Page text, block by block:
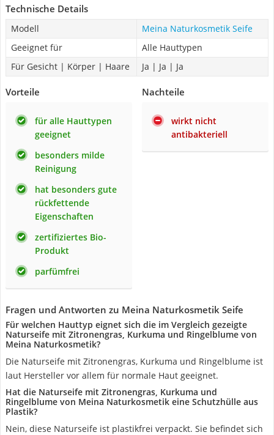
Technische Details
Modell
Meina Naturkosmetik Seife
Geeignet für
Alle Hauttypen
Für Gesicht | Körper | Haare
Ja | Ja | Ja
Vorteile
für alle Hauttypen
geeignet
besonders milde
Reinigung
hat besonders gute
rückfettende
Eigenschaften
zertifiziertes Bio-
Produkt
parfümfrei
Nachteile
wirkt nicht
antibakteriell
Fragen und Antworten zu Meina Naturkosmetik Seife
Für welchen Hauttyp eignet sich die im Vergleich gezeigte
Naturseife mit Zitronengras, Kurkuma und Ringelblume von
Meina Naturkosmetik?
Die Naturseife mit Zitronengras, Kurkuma und Ringelblume ist
laut Hersteller vor allem für normale Haut geeignet.
Hat die Naturseife mit Zitronengras, Kurkuma und
Ringelblume von Meina Naturkosmetik eine Schutzhülle aus
Plastik?
Nein, diese Naturseife ist plastikfrei verpackt. Sie befindet sich